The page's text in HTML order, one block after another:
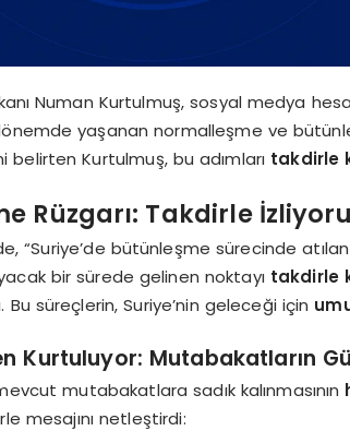
Numan Kurtulmuş, sosyal medya
yaşanan normalleşme ve
belirten Kurtulmuş, bu adımları takdirle
Rüzgarı: Takdirle
“Suriye’de bütünleşme sürecinde
bir sürede gelinen noktayı takdirle
süreçlerin, Suriye’nin geleceği için
Kurtuluyor: Mutabakatların
mutabakatlara sadık kalınmasının
mesajını netleştirdi: